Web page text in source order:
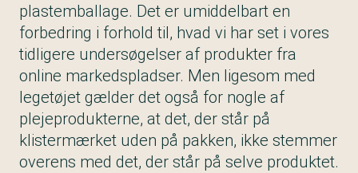
plastemballage. Det er umiddelbart en
forbedring i forhold til, hvad vi har set i vores
tidligere undersøgelser af produkter fra
online markedspladser. Men ligesom med
legetøjet gælder det også for nogle af
plejeprodukterne, at det, der står på
klistermærket uden på pakken, ikke stemmer
overens med det, der står på selve produktet.